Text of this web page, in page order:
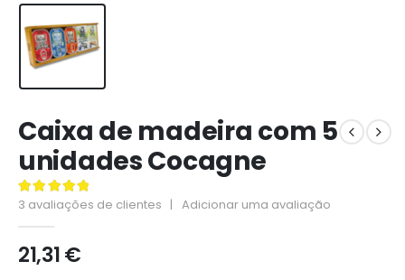
Caixa de madeira com 5
unidades Cocagne
5.00de 5
3 avaliações de clientes | Adicionar uma avaliação
21,31€